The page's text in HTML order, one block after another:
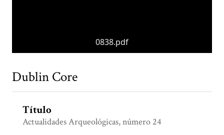
0838.pdf
Dublin Core
Título
Actualidades Arqueológicas, número 24